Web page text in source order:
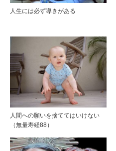
人生には必ず導きがある
人間への願いを捨ててはいけない
（無量寿経88）